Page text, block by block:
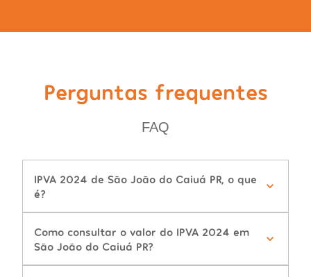
Perguntas frequentes
FAQ
IPVA 2024 de São João do Caiuá PR, o que
é?
Como consultar o valor do IPVA 2024 em
São João do Caiuá PR?